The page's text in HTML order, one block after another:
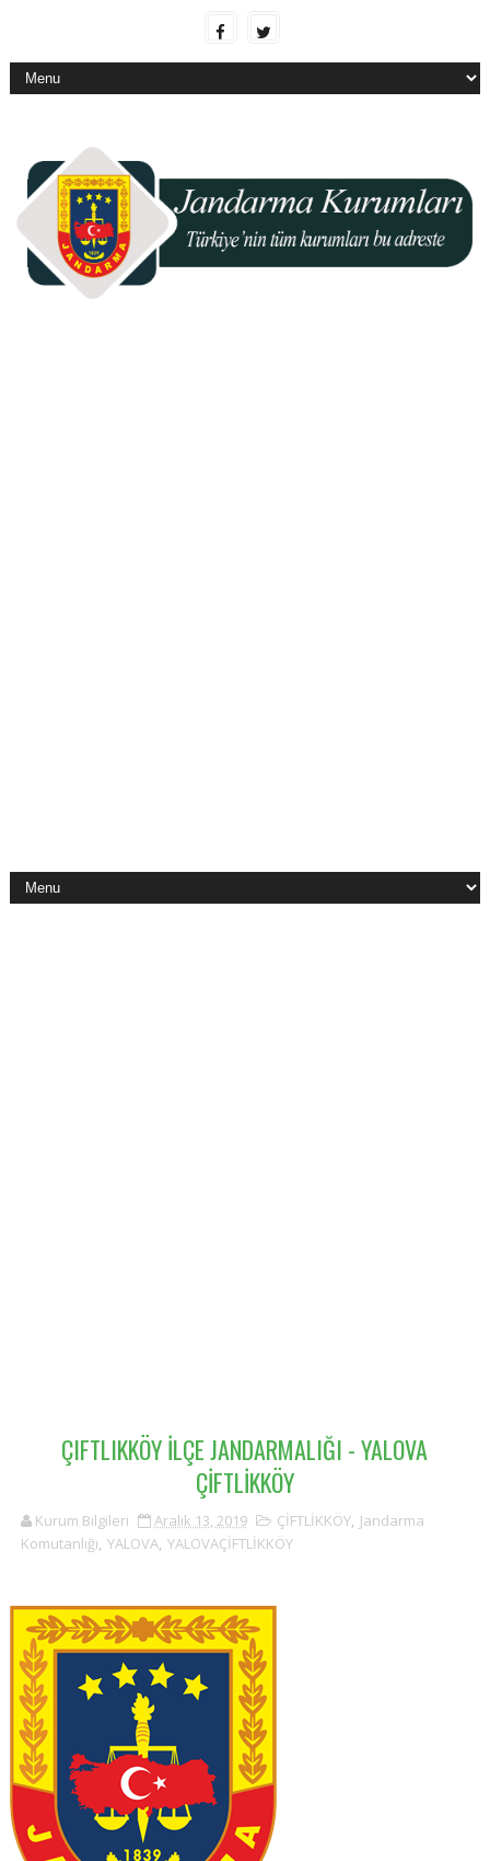
ÇIFTLIKKÖY İLÇE JANDARMALIĞI - YALOVA
ÇİFTLİKKÖY
Kurum Bilgileri Aralık 13, 2019 ÇİFTLİKKÖY, Jandarma
Komutanlığı, YALOVA, YALOVAÇİFTLİKKÖY